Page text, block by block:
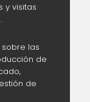
y visitas
las
de
de